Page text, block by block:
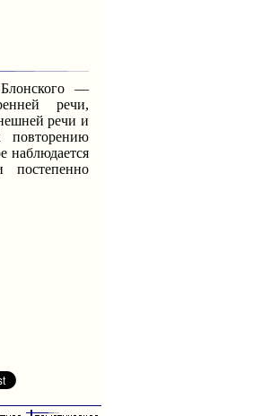
—
речи,
речи и
повторению
наблюдается